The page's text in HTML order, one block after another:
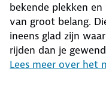
bekende plekken
van groot belang.
ineens glad zijn
rijden dan je
Lees meer over het